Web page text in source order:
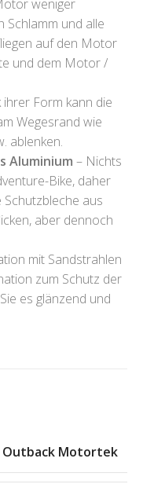
weniger
Schlamm und alle
auf den Motor
und dem Motor /
ihrer Form kann die
Wegesrand wie
ablenken.
Aluminium – Nichts
Bike, daher
aus
aber dennoch
mit Sandstrahlen
zum Schutz der
es glänzend und
Outback Motortek